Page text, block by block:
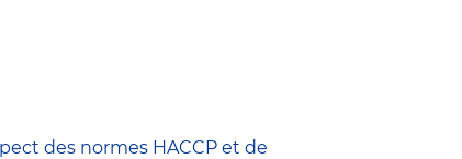
des normes HACCP et de